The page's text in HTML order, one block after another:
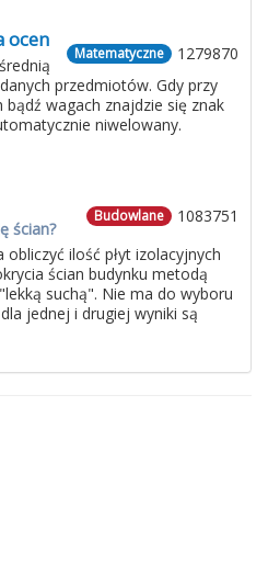
1279870
Matematyczne
ocen
przedmiotów. Gdy przy
bądź wagach znajdzie się znak
niwelowany.
1083751
Budowlane
ścian?
ilość płyt izolacyjnych
ścian budynku metodą
suchą". Nie ma do wyboru
jednej i drugiej wyniki są